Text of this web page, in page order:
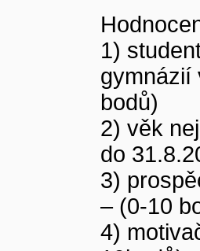
1)
gymnázií
bodů)
2) věk
do
3)
– (0-10
4)